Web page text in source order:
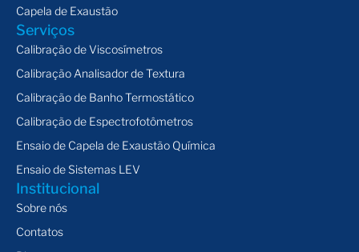
Capela de Exaustão
Serviços
Calibração de Viscosímetros
Calibração Analisador de Textura
Calibração de Banho Termostático
Calibração de Espectrofotômetros
Ensaio de Capela de Exaustão Química
Ensaio de Sistemas LEV
Institucional
Sobre nós
Contatos